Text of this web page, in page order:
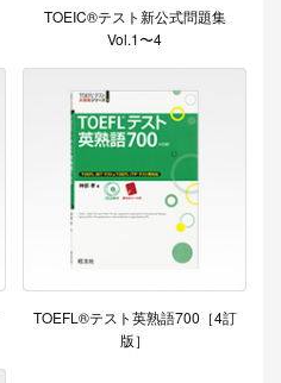
TOEIC®テスト新公式問題集
Vol.1〜4
TOEFL®テスト英熟語700［4訂
版］